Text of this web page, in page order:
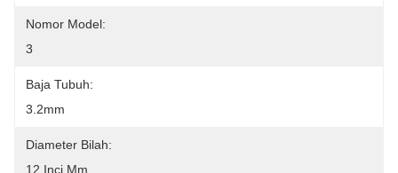
Nomor Model:
3
Baja Tubuh:
3.2mm
Diameter Bilah:
12 Inci Mm